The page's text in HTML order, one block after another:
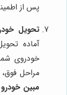
پس از
تحویل
آماده
خودروی
مراحل
مبین خودرو